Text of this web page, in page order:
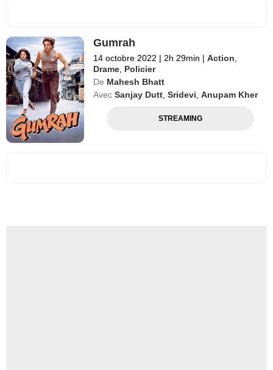
Gumrah
14 octobre 2022 | 2h 29min | Action
Drame Policier
De Mahesh Bhatt
Avec Sanjay Dutt ,Sridevi ,Anupam Kher
STREAMING